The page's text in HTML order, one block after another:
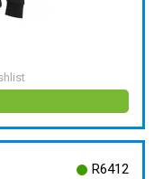
R6412